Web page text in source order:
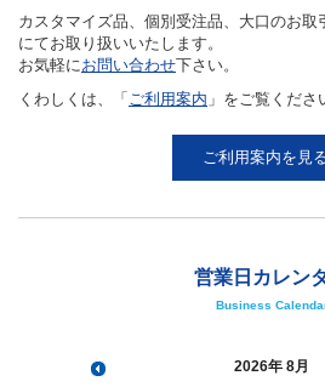
カスタマイズ品、個別受注品、大口のお
にてお取り扱いいたします。
お気軽にお問い合わせ下さい。
くわしくは、「 ご利用案内 」をご覧くださ
ご利用案内を見
営業日カレン
Business
2026 8月